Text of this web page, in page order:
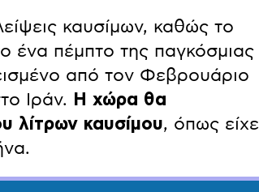
καυσίμων, καθώς το
ένα πέμπτο της παγκόσμιας
από τον Φεβρουάριο
Ιράν.
Η χώρα θα
λίτρων καυσίμου, όπως είχε